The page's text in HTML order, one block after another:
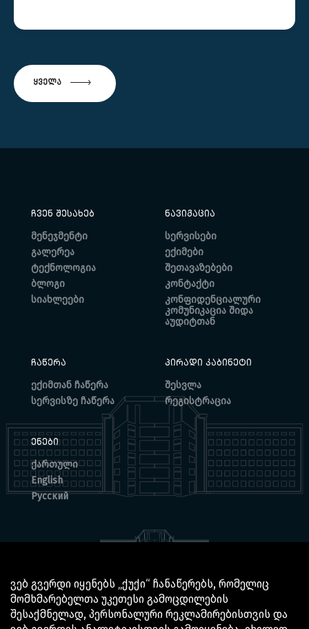
ᲧᲕᲔᲚᲐ
ᲩᲕᲔᲜ ᲨᲔᲡᲐᲮᲔᲑ
მენეჯმენტი
გალერეა
ტექნოლოგია
ბლოგი
სიახლეები
ᲜᲐᲕᲘᲒᲐᲪᲘᲐ
სერვისები
ექიმები
შეთავაზებები
კონტაქტი
კონფიდენციალური
კომუნიკაცია შიდა
აუდიტთან
ᲩᲐᲬᲔᲠᲐ
ექიმთან ჩაწერა
სერვისზე ჩაწერა
ᲞᲘᲠᲐᲓᲘ ᲙᲐᲑᲘᲜᲔᲢᲘ
შესვლა
რეგისტრაცია
ᲔᲜᲔᲑᲘ
ქართული
English
Русский
© 2025 BOCHORISHVILI CLINIC IS PROUDLY POWERED BY
GTN TECHNOLOGICS
ვებ გვერდი იყენებს „ქუქი“ ჩანაწერებს, რომელიც
მომხმარებელთა უკეთესი გამოცდილების
შესაქმნელად, პერსონალური რეკლამირებისთვის და